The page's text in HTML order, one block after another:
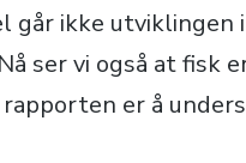
går ikke utviklingen
ser vi også at fisk
er å